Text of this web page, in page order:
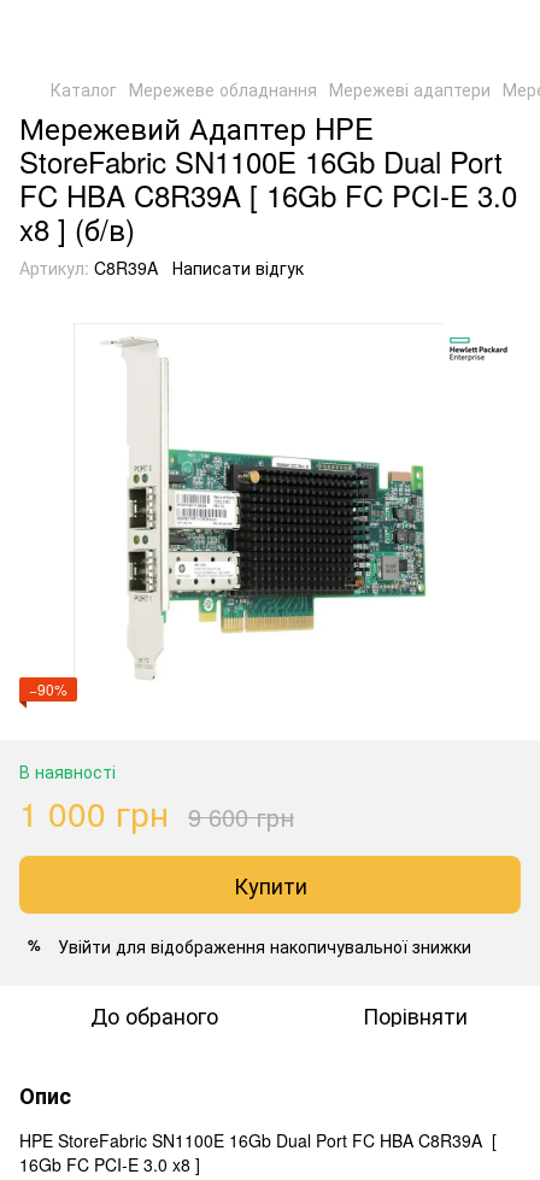
Каталог Мережеве обладнання Мережеві адаптери
Мережевий Адаптер HPE
StoreFabric SN1100E 16Gb Dual Port
FC HBA C8R39A [ 16Gb FC PCI-E 3.0
x8 ] (б/в)
Артикул: C8R39A Написати відгук
−90%
В наявності
1 000 грн 9 600 грн
Купити
% Увійти для відображення накопичувальної знижки
До обраного Порівняти
Опис
HPE StoreFabric SN1100E 16Gb Dual Port FC HBA C8R39A [
16Gb FC PCI-E 3.0 x8 ]